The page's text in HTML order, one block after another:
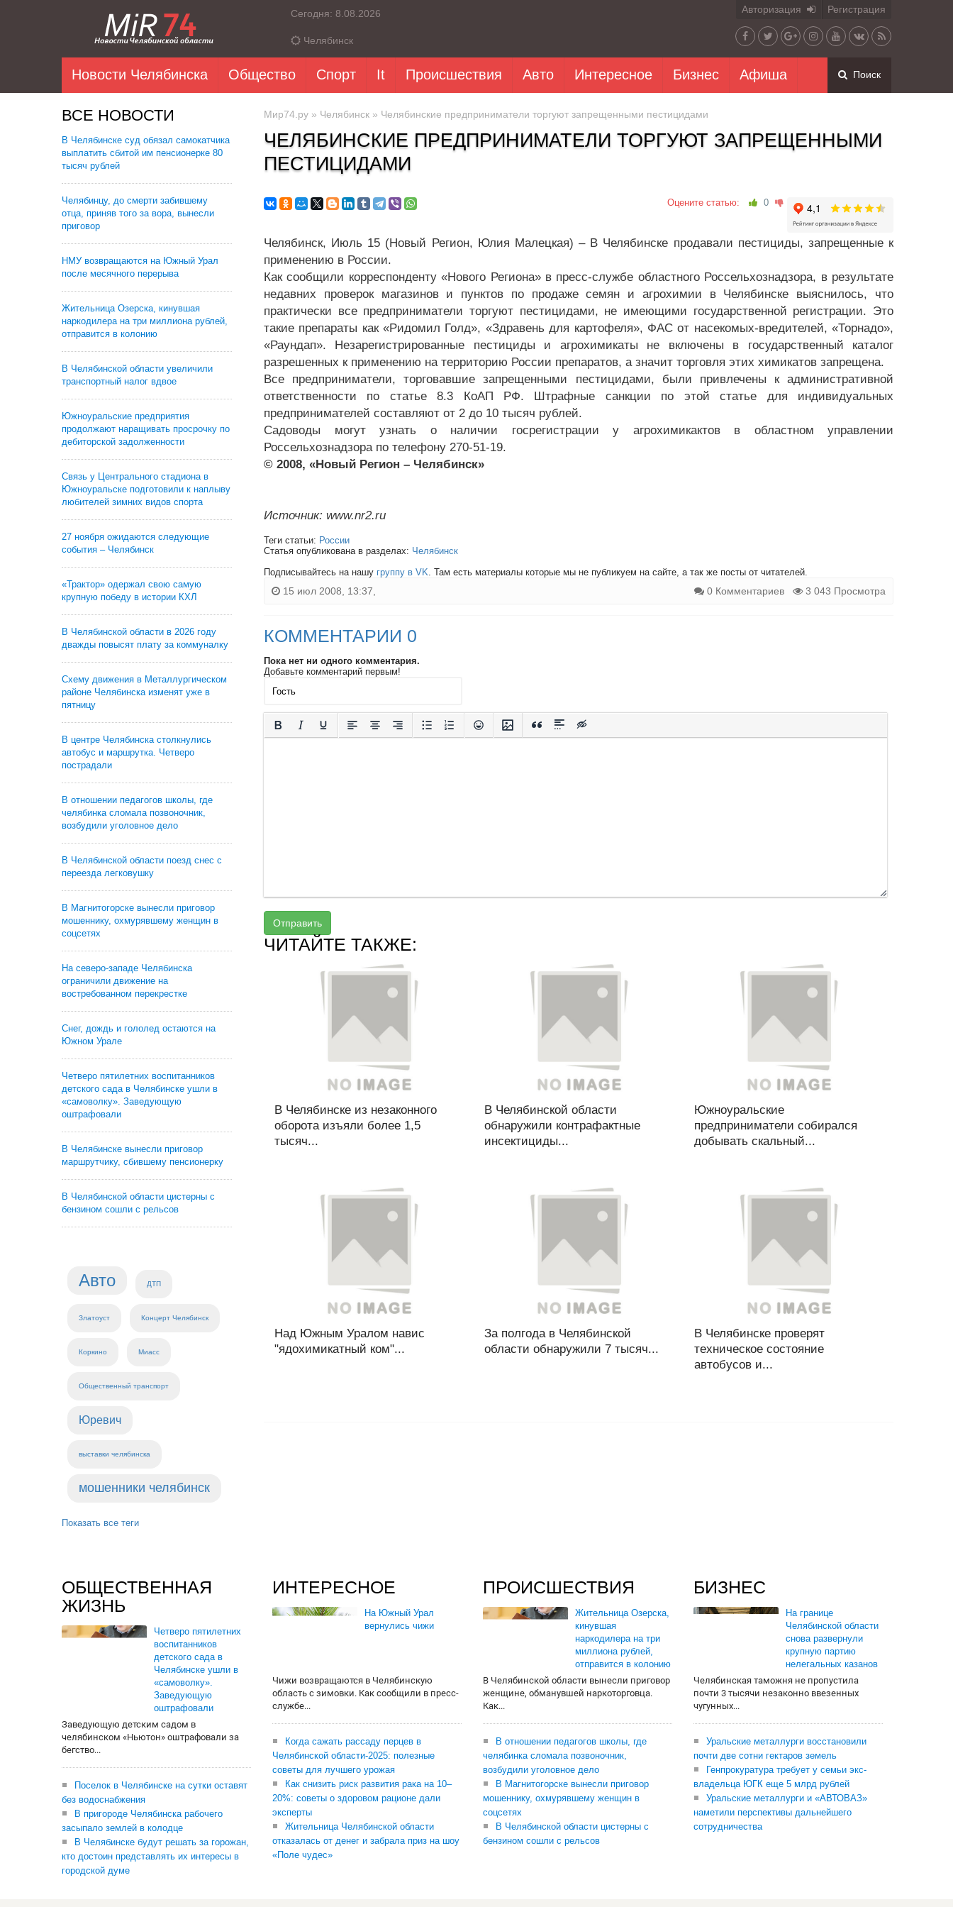
Сегодня: 8.08.2026
Челябинск
Авторизация Регистрация
Новости Челябинска Общество Спорт It Происшествия Авто Интересное Бизнес Афиша Поиск
ВСЕ НОВОСТИ
В Челябинске суд обязал самокатчика
выплатить сбитой им пенсионерке 80
тысяч рублей
Челябинцу, до смерти забившему
отца, приняв того за вора, вынесли
приговор
НМУ возвращаются на Южный Урал
после месячного перерыва
Жительница Озерска, кинувшая
наркодилера на три миллиона рублей,
отправится в колонию
В Челябинской области увеличили
транспортный налог вдвое
Южноуральские предприятия
продолжают наращивать просрочку по
дебиторской задолженности
Связь у Центрального стадиона в
Южноуральске подготовили к наплыву
любителей зимних видов спорта
27 ноября ожидаются следующие
события – Челябинск
«Трактор» одержал свою самую
крупную победу в истории КХЛ
В Челябинской области в 2026 году
дважды повысят плату за коммуналку
Схему движения в Металлургическом
районе Челябинска изменят уже в
пятницу
В центре Челябинска столкнулись
автобус и маршрутка. Четверо
пострадали
В отношении педагогов школы, где
челябинка сломала позвоночник,
возбудили уголовное дело
В Челябинской области поезд снес с
переезда легковушку
В Магнитогорске вынесли приговор
мошеннику, охмурявшему женщин в
соцсетях
На северо-западе Челябинска
ограничили движение на
востребованном перекрестке
Снег, дождь и гололед остаются на
Южном Урале
Четверо пятилетних воспитанников
детского сада в Челябинске ушли в
«самоволку». Заведующую
оштрафовали
В Челябинске вынесли приговор
маршрутчику, сбившему пенсионерку
В Челябинской области цистерны с
бензином сошли с рельсов
Авто ДТП
Златоуст Концерт Челябинск
Коркино Миасс
Общественный транспорт
Юревич
выставки челябинска
мошенники челябинск
Показать все теги
Мир74.ру » Челябинск » Челябинские предприниматели торгуют запрещенными пестицидами
ЧЕЛЯБИНСКИЕ ПРЕДПРИНИМАТЕЛИ ТОРГУЮТ ЗАПРЕЩЕННЫМИ
ПЕСТИЦИДАМИ
Оцените статью: 0
Челябинск, Июль 15 (Новый Регион, Юлия Малецкая) – В Челябинске продавали пестициды, запрещенные к
применению в России.
Как сообщили корреспонденту «Нового Региона» в пресс-службе областного Россельхознадзора, в результате
недавних проверок магазинов и пунктов по продаже семян и агрохимии в Челябинске выяснилось, что
практически все предприниматели торгуют пестицидами, не имеющими государственной регистрации. Это
такие препараты как «Ридомил Голд», «Здравень для картофеля», ФАС от насекомых-вредителей, «Торнадо»,
«Раундап». Незарегистрированные пестициды и агрохимикаты не включены в государственный каталог
разрешенных к применению на территорию России препаратов, а значит торговля этих химикатов запрещена.
Все предприниматели, торговавшие запрещенными пестицидами, были привлечены к административной
ответственности по статье 8.3 КоАП РФ. Штрафные санкции по этой статье для индивидуальных
предпринимателей составляют от 2 до 10 тысяч рублей.
Садоводы могут узнать о наличии госрегистрации у агрохимикактов в областном управлении
Россельхознадзора по телефону 270-51-19.
© 2008, «Новый Регион – Челябинск»
Источник: www.nr2.ru
Теги статьи: России
Статья опубликована в разделах: Челябинск
Подписывайтесь на нашу группу в VK. Там есть материалы которые мы не публикуем на сайте, а так же посты от читателей.
15 июл 2008, 13:37, 0 Комментариев 3 043 Просмотра
КОММЕНТАРИИ 0
Пока нет ни одного комментария.
Добавьте комментарий первым!
Отправить
ЧИТАЙТЕ ТАКЖЕ:
В Челябинске из незаконного
оборота изъяли более 1,5
тысяч...
В Челябинской области
обнаружили контрафактные
инсектициды...
Южноуральские
предприниматели собирался
добывать скальный...
Над Южным Уралом навис
"ядохимикатный ком"...
За полгода в Челябинской
области обнаружили 7 тысяч...
В Челябинске проверят
техническое состояние
автобусов и...
ОБЩЕСТВЕННАЯ
ЖИЗНЬ
Четверо пятилетних
воспитанников
детского сада в
Челябинске ушли в
«самоволку».
Заведующую
оштрафовали
Заведующую детским садом в
челябинском «Ньютон» оштрафовали за
бегство...
Поселок в Челябинске на сутки оставят
без водоснабжения
В пригороде Челябинска рабочего
засыпало землей в колодце
В Челябинске будут решать за горожан,
кто достоин представлять их интересы в
городской думе
ИНТЕРЕСНОЕ
На Южный Урал
вернулись чижи
Чижи возвращаются в Челябинскую
область с зимовки. Как сообщили в пресс-
службе...
Когда сажать рассаду перцев в
Челябинской области-2025: полезные
советы для лучшего урожая
Как снизить риск развития рака на 10–
20%: советы о здоровом рационе дали
эксперты
Жительница Челябинской области
отказалась от денег и забрала приз на шоу
«Поле чудес»
ПРОИСШЕСТВИЯ
Жительница Озерска,
кинувшая
наркодилера на три
миллиона рублей,
отправится в колонию
В Челябинской области вынесли приговор
женщине, обманувшей наркоторговца.
Как...
В отношении педагогов школы, где
челябинка сломала позвоночник,
возбудили уголовное дело
В Магнитогорске вынесли приговор
мошеннику, охмурявшему женщин в
соцсетях
В Челябинской области цистерны с
бензином сошли с рельсов
БИЗНЕС
На границе
Челябинской области
снова развернули
крупную партию
нелегальных казанов
Челябинская таможня не пропустила
почти 3 тысячи незаконно ввезенных
чугунных...
Уральские металлурги восстановили
почти две сотни гектаров земель
Генпрокуратура требует у семьи экс-
владельца ЮГК еще 5 млрд рублей
Уральские металлурги и «АВТОВАЗ»
наметили перспективы дальнейшего
сотрудничества